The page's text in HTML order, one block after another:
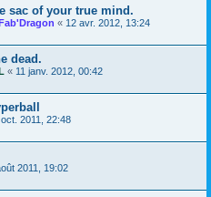
sac of your true mind.
« 12 avr. 2012, 13:24
dead.
« 11 janv. 2012, 00:42
2011, 22:48
2011, 19:02